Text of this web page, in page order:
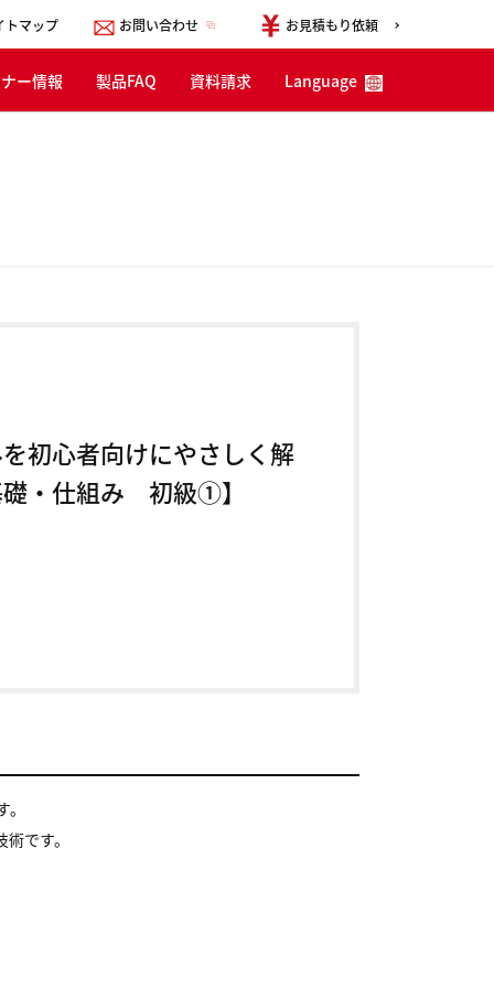
トマップ お問い合わせ お見積もり依頼
ー情報 製品FAQ 資料請求 Language
初心者向けにやさしく解
仕組み 初級①】
です。